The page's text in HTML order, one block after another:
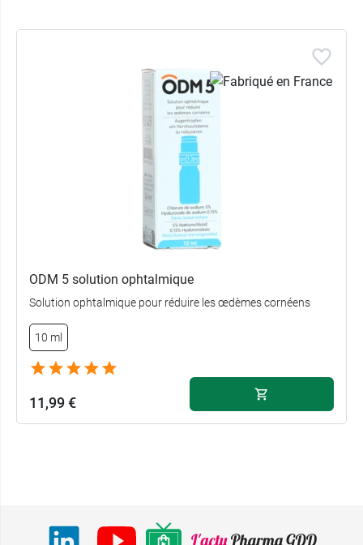
ODM 5 solution ophtalmique
Solution ophtalmique pour réduire les œdèmes cornéens
10 ml
11,99 €